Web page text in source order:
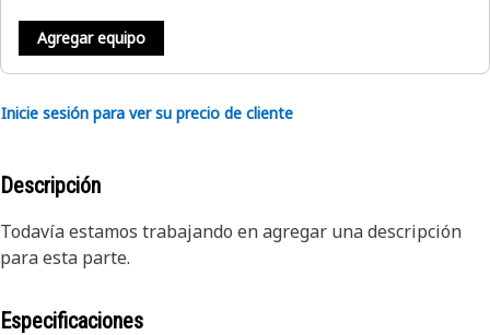
Agregar equipo
Inicie sesión para ver su precio de cliente
Descripción
Todavía estamos trabajando en agregar una descripción
para esta parte.
Especificaciones